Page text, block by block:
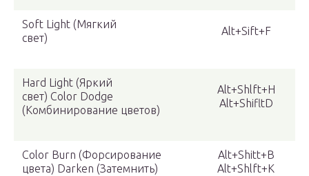
Soft Light (Мягкий
свет)
Alt+Sift+F
Hard Light (Яркий
свет) Color Dodge
(Комбинирование цветов)
Alt+Shlft+H
Alt+ShifltD
Color Burn (Форсирование
цвета) Darken (Затемнить)
Alt+Shitt+B
Alt+Shlft+K